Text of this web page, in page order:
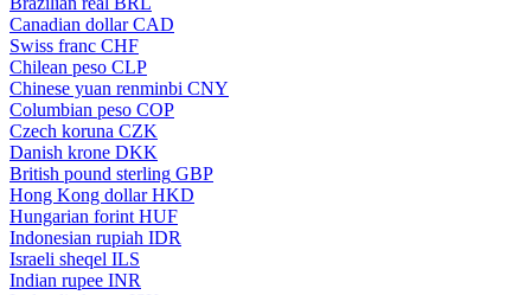
Canadian dollar CAD
Swiss franc CHF
Chilean peso CLP
Chinese yuan renminbi CNY
Columbian peso COP
Czech koruna CZK
Danish krone DKK
British pound sterling GBP
Hong Kong dollar HKD
Hungarian forint HUF
Indonesian rupiah IDR
Israeli sheqel ILS
Indian rupee INR